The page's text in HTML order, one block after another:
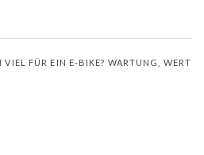
VIEL FÜR EIN E-BIKE? WARTUNG, WERT